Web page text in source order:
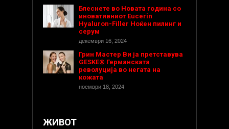
Блеснете во Новата година со
иновативниот Eucerin
Hyaluron-Filler Ноќен пилинг и
серум
декември 16, 2024
Грин Мастер Ви ја претставува
GESKE® Германската
револуција во негата на
кожата
ноември 18, 2024
ЖИВОТ